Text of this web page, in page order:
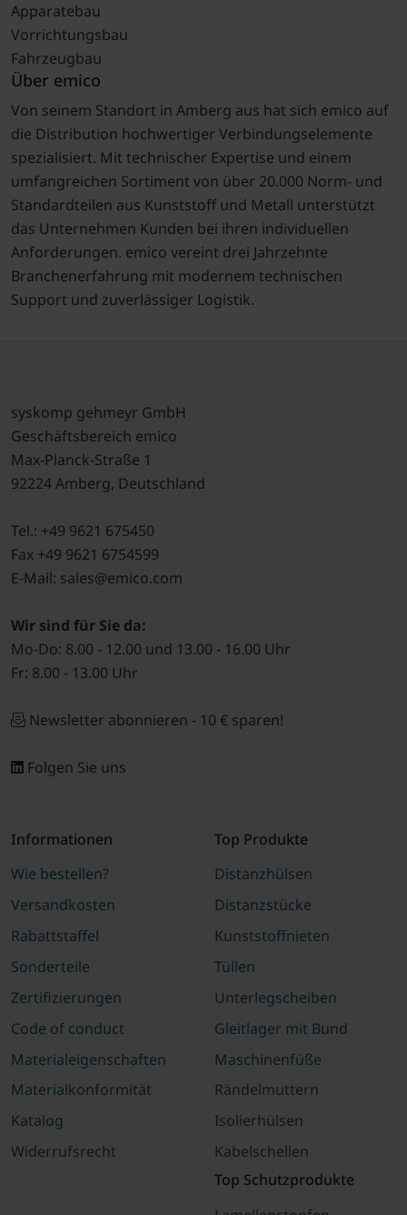
Apparatebau
Vorrichtungsbau
Fahrzeugbau
Über emico
Von seinem Standort in Amberg aus hat sich emico auf
die Distribution hochwertiger Verbindungselemente
spezialisiert. Mit technischer Expertise und einem
umfangreichen Sortiment von über 20.000 Norm- und
Standardteilen aus Kunststoff und Metall unterstützt
das Unternehmen Kunden bei ihren individuellen
Anforderungen. emico vereint drei Jahrzehnte
Branchenerfahrung mit modernem technischen
Support und zuverlässiger Logistik.
syskomp gehmeyr GmbH
Geschäftsbereich emico
Max-Planck-Straße 1
92224 Amberg, Deutschland
Tel.: +49 9621 675450
Fax +49 9621 6754599
E-Mail: sales@emico.com
Wir sind für Sie da:
Mo-Do: 8.00 - 12.00 und 13.00 - 16.00 Uhr
Fr: 8.00 - 13.00 Uhr
Newsletter abonnieren - 10 € sparen!
Folgen Sie uns
Informationen
Wie bestellen?
Versandkosten
Rabattstaffel
Sonderteile
Zertifizierungen
Code of conduct
Materialeigenschaften
Materialkonformität
Katalog
Widerrufsrecht
Top Produkte
Distanzhülsen
Distanzstücke
Kunststoffnieten
Tüllen
Unterlegscheiben
Gleitlager mit Bund
Maschinenfüße
Rändelmuttern
Isolierhülsen
Kabelschellen
Top Schutzprodukte